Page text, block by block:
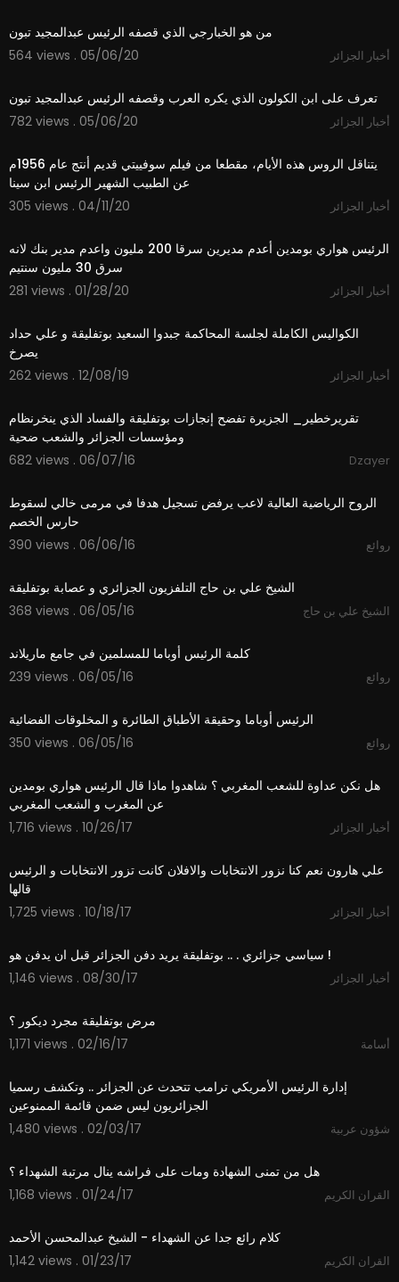
من هو الخبارجي الذي قصفه الرئيس عبدالمجيد تبون
564 views . 05/06/20
أخبار الجزائر
تعرف على ابن الكولون الذي يكره العرب وقصفه الرئيس عبدالمجيد تبون
782 views . 05/06/20
أخبار الجزائر
⁣يتناقل الروس هذه الأيام، مقطعا من فيلم سوفييتي قديم أنتج عام 1956م
عن الطبيب الشهير الرئيس ابن سينا
305 views . 04/11/20
أخبار الجزائر
الرئيس هواري بومدين أعدم مديرين سرقا 200 مليون واعدم مدير بنك لانه
سرق 30 مليون سنتيم
281 views . 01/28/20
أخبار الجزائر
الكواليس الكاملة لجلسة المحاكمة جبدوا السعيد بوتفليقة و علي حداد
يصرخ
262 views . 12/08/19
أخبار الجزائر
تقريرخطير_ الجزيرة تفضح إنجازات بوتفليقة والفساد الذي ينخرنظام
ومؤسسات الجزائر والشعب ضحية
682 views . 06/07/16
Dzayer
الروح الرياضية العالية لاعب يرفض تسجيل هدفا في مرمى خالي لسقوط
حارس الخصم
390 views . 06/06/16
روائع
الشيخ علي بن حاج التلفزيون الجزائري و عصابة بوتفليقة
368 views . 06/05/16
الشيخ علي بن حاج
كلمة الرئيس أوباما للمسلمين في جامع ماريلاند
239 views . 06/05/16
روائع
الرئيس أوباما وحقيقة الأطباق الطائرة و المخلوقات الفضائية
350 views . 06/05/16
روائع
هل نكن عداوة للشعب المغربي ؟ شاهدوا ماذا قال الرئيس هواري بومدين
عن المغرب و الشعب المغربي
1,716 views . 10/26/17
أخبار الجزائر
علي هارون نعم كنا نزور الانتخابات والافلان كانت تزور الانتخابات و الرئيس
قالها
1,725 views . 10/18/17
أخبار الجزائر
سياسي جزائري . .. بوتفليقة يريد دفن الجزائر قبل ان يدفن هو !
1,146 views . 08/30/17
أخبار الجزائر
1,171 views . 02/16/17
أسامة
إدارة الرئيس الأمريكي ترامب تتحدث عن الجزائر .. وتكشف رسميا
الجزائريون ليس ضمن قائمة الممنوعين
1,480 views . 02/03/17
شؤون عربية
1,168 views . 01/24/17
القران الكريم
1,142 views . 01/23/17
القران الكريم